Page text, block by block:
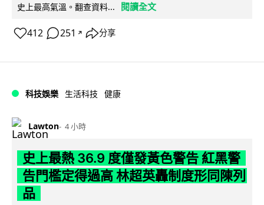
史上最高氣溫。翻查資料...
閱讀全文
412 251 ↗ 分享
科技娛樂 生活科技 健康
Lawton 4 小時
史上最熱 36.9 度僅發黃色警告 紅黑警
告門檻定得過高 林超英轟制度形同陳列
品